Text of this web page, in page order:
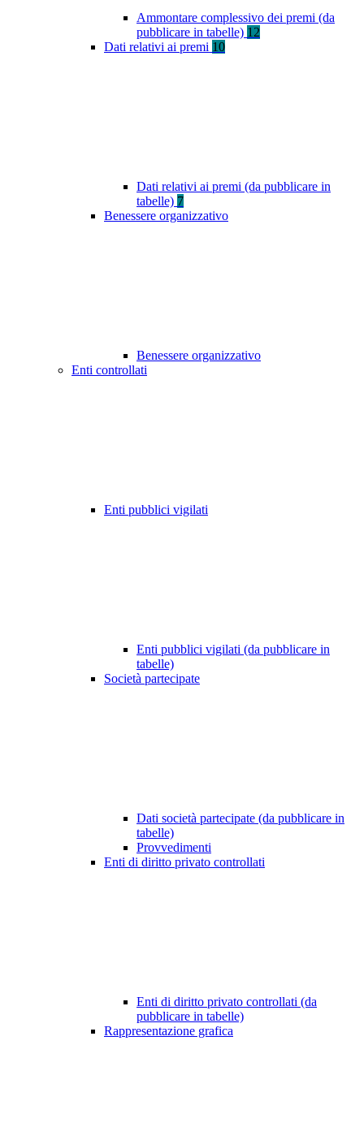
Ammontare complessivo dei premi (da
pubblicare in tabelle) 12
Dati relativi ai premi 10
Dati relativi ai premi (da pubblicare in
tabelle) 7
Benessere organizzativo
Benessere organizzativo
Enti controllati
Enti pubblici vigilati
Enti pubblici vigilati (da pubblicare in
tabelle)
Società partecipate
Dati società partecipate (da pubblicare in
tabelle)
Provvedimenti
Enti di diritto privato controllati
Enti di diritto privato controllati (da
pubblicare in tabelle)
Rappresentazione grafica